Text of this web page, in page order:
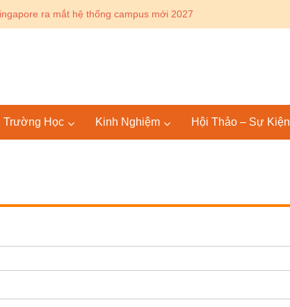
ra mắt hệ thống campus mới 2027
Trường Học Kinh Nghiệm Hội Thảo – Sự Kiện